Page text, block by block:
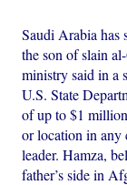
Saudi Arabia has
the son of slain
ministry said in a
U.S. State
of up to $1
or location in
leader. Hamza,
father’s side in